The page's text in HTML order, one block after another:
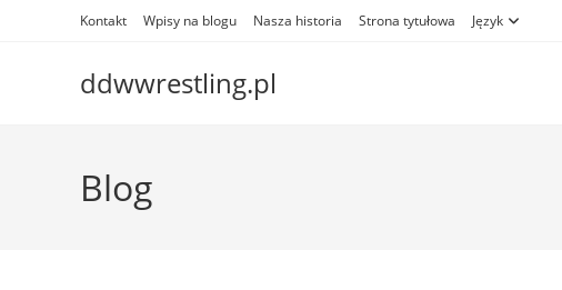
Kontakt Wpisy na blogu Nasza historia Strona tytułowa Język
ddwwrestling.pl
Blog